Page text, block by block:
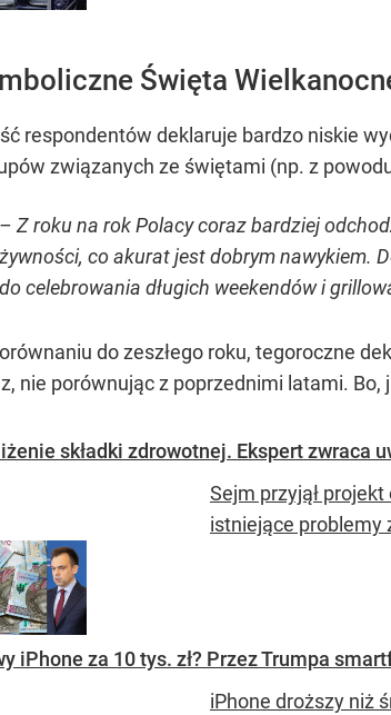
Święta
respondentów deklaruje bardzo niskie
związanych ze świętami (np. z
– Z roku na rok Polacy coraz bardziej
żywności, co akurat jest dobrym nawykiem.
do celebrowania długich weekendów i
do zeszłego roku, tegoroczne
nie porównując z poprzednimi latami.
składki zdrowotnej. Ekspert zwraca
Sejm przyjął
istniejące problemy
iPhone za 10 tys. zł? Przez Trumpa
iPhone droższy niż